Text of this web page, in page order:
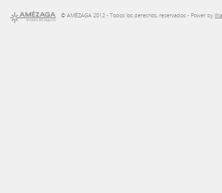
© AMÉZAGA 2012 - Todos los derechos, reservados - Power by